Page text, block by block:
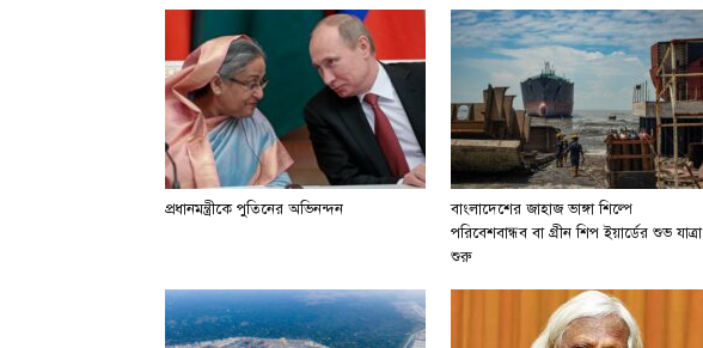
প্রধানমন্ত্রীকে পুতিনের অভিনন্দন
বাংলাদেশের জাহাজ ভাঙ্গা শিল্পে
পরিবেশবান্ধব বা গ্রীন শিপ ইয়ার্ডের শুভ যাত্রা
শুরু